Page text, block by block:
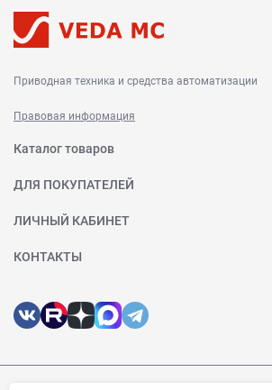
Приводная техника и средства автоматизации
Правовая информация
Каталог товаров
ДЛЯ ПОКУПАТЕЛЕЙ
ЛИЧНЫЙ КАБИНЕТ
КОНТАКТЫ